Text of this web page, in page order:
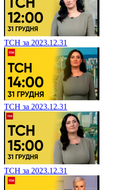
ТСН за 2023.12.31
ТСН за 2023.12.31
ТСН за 2023.12.31